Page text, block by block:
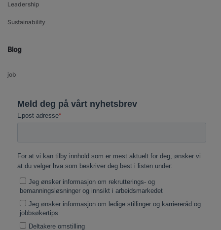
Leadership
Sustainability
Blog
job